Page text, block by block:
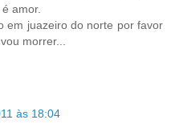
amor.
em juazeiro do norte por favor
morrer...
às 18:04